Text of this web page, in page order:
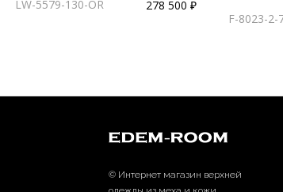
LW-5579-130-OR
278 500 ₽
F-8023-2-
© Интернет магазин верхней